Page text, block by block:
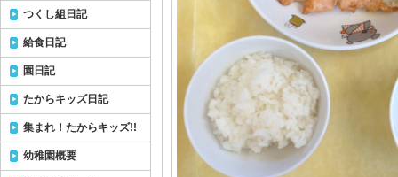
つくし組日記
給食日記
園日記
たからキッズ日記
集まれ！たからキッズ!!
幼稚園概要